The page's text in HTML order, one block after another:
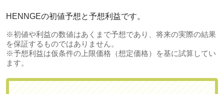
HENNGEの初値予想と予想利益です。
※初値や利益の数値はあくまで予想であり、将来の実際の結果
を保証するものではありません。
※予想利益は仮条件の上限価格（想定価格）を基に試算してい
ます。